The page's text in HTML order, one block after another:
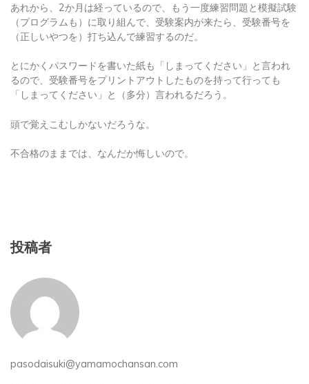
あれから、2か月は経っているので、もう一度練習問題と模擬試験
（プログラムも）に取り組んで、受験案内が来たら、受験番号を
（正しいやつを）打ち込んで練習するのだ。
とにかくパスワードを書いた紙も「しまってください」と言われ
るので、受験番号をプリントアウトしたものを持って行っても
「しまってください」と（多分）言われるだろう。
頭で覚えこむしかないだろうな。
不合格のままでは、なんだか悔しいので。
投稿者
pasodaisuki@yamamochansan.com